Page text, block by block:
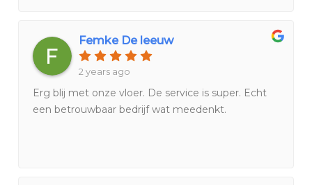
Femke De leeuw
2 years ago
Erg blij met onze vloer. De service is super. Echt
een betrouwbaar bedrijf wat meedenkt.